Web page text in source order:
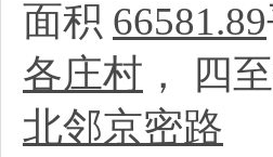
面积 66581.89
各庄村 ， 四
北邻京密路